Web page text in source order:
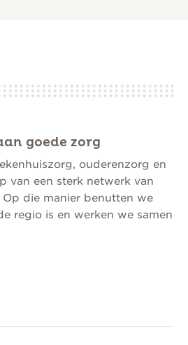
goede zorg
ouderenzorg en
van een sterk netwerk van
die manier benutten we
regio is en werken we samen